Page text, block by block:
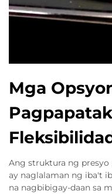
Mga
Ang struktura ng presyo
ay naglalaman ng iba't
na nagbibigay-daan sa